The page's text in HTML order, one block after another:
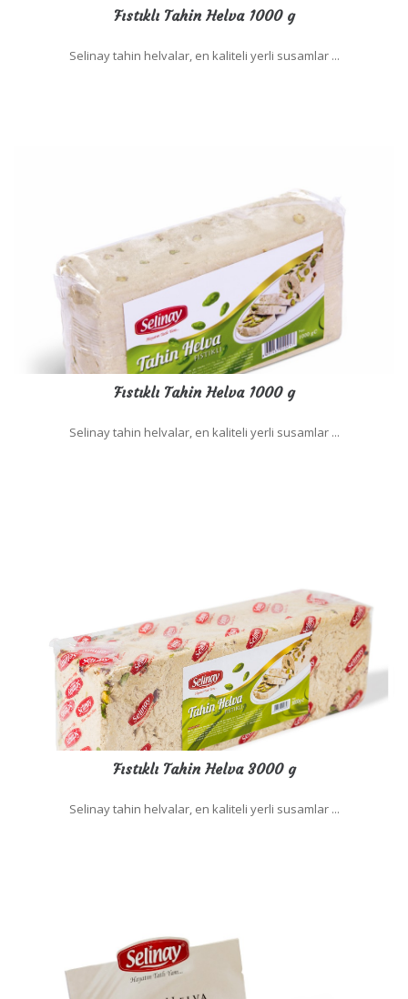
Fıstıklı Tahin Helva 1000 g
Selinay tahin helvalar, en kaliteli yerli susamlar ...
Fıstıklı Tahin Helva 1000 g
Selinay tahin helvalar, en kaliteli yerli susamlar ...
Fıstıklı Tahin Helva 3000 g
Selinay tahin helvalar, en kaliteli yerli susamlar ...